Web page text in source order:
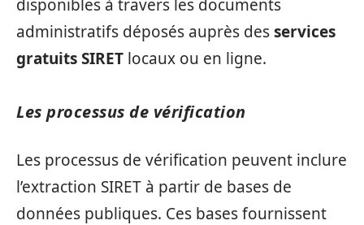
disponibles à travers les documents
administratifs déposés auprès desservices
gratuits SIRET locaux ou en ligne.
Les processus de vérification
Les processus de vérification peuvent inclure
l’extraction SIRET à partir de bases de
données publiques. Ces bases fournissent